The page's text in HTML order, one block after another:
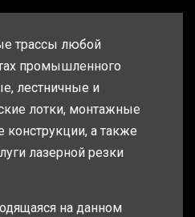
трассы любой
промышленного
лестничные и
лотки, монтажные
а также
лазерной резки
на данном